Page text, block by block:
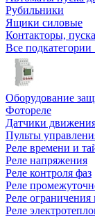
Рубильники
Ящики силовые
Контакторы,
Все
Оборудование
Фотореле
Датчики
Пульты
Реле времени и
Реле напряжения
Реле контроля фаз
Реле
Реле
Реле